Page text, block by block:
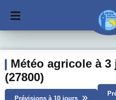
Météo agricole à
(27800)
Prévisions à 10 jours